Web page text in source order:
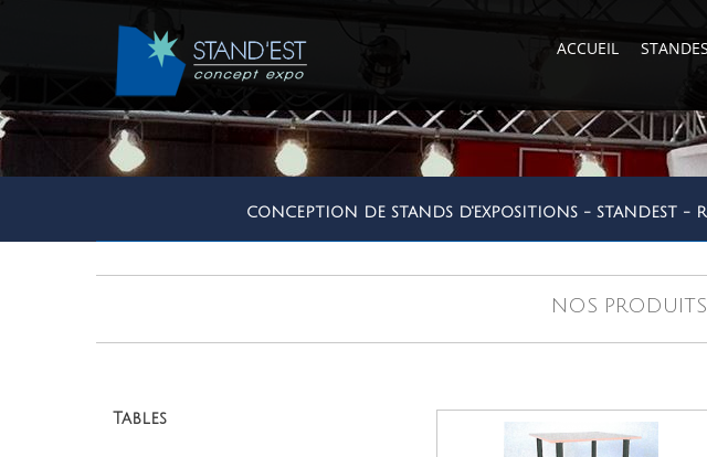
ACCUEIL
CONCEPTION DE STANDS D'EXPOSITIONS -
NOS PRODUITS
Tables